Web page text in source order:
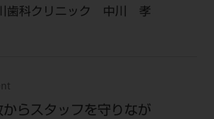
歯科クリニック 中川 孝
らスタッフを守りなが